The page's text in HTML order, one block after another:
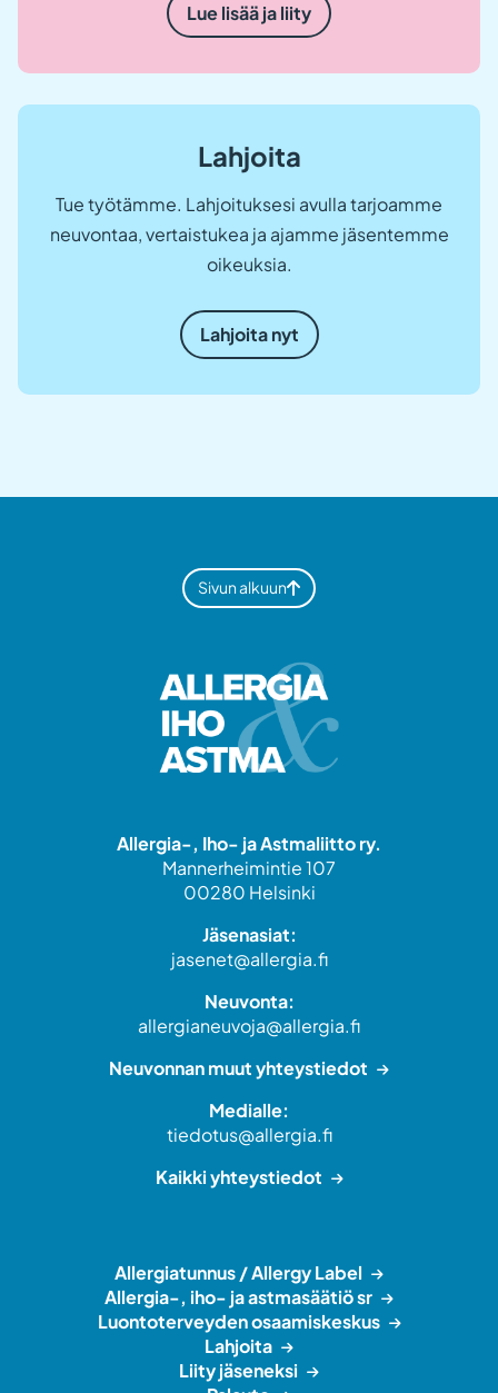
Lue lisää ja liity
Lahjoita
Tue työtämme. Lahjoituksesi avulla tarjoamme
neuvontaa, vertaistukea ja ajamme jäsentemme
oikeuksia.
Lahjoita nyt
Sivun alkuun
Allergia-, Iho- ja Astmaliitto ry.
Mannerheimintie 107
00280 Helsinki
Jäsenasiat:
jasenet@allergia.fi
Neuvonta:
allergianeuvoja@allergia.fi
Neuvonnan muut yhteystiedot
Medialle:
tiedotus@allergia.fi
Kaikki yhteystiedot
Allergiatunnus / Allergy Label
Allergia-, iho- ja astmasäätiö sr
Luontoterveyden osaamiskeskus
Lahjoita
Liity jäseneksi